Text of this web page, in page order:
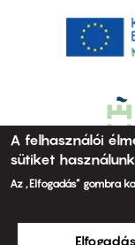
A felhasználói
sütiket használunk
Az „Elfogadás” gombra
Elfogadás